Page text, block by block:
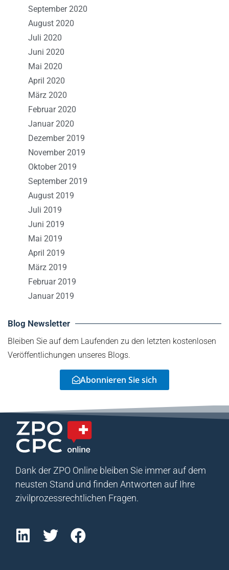
September 2020
August 2020
Juli 2020
Juni 2020
Mai 2020
April 2020
März 2020
Februar 2020
Januar 2020
Dezember 2019
November 2019
Oktober 2019
September 2019
August 2019
Juli 2019
Juni 2019
Mai 2019
April 2019
März 2019
Februar 2019
Januar 2019
Blog Newsletter
Bleiben Sie auf dem Laufenden zu den letzten kostenlosen
Veröffentlichungen unseres Blogs.
Abonnieren Sie sich
Dank der ZPO Online bleiben Sie immer auf dem
neusten Stand und finden Antworten auf Ihre
zivilprozessrechtlichen Fragen.